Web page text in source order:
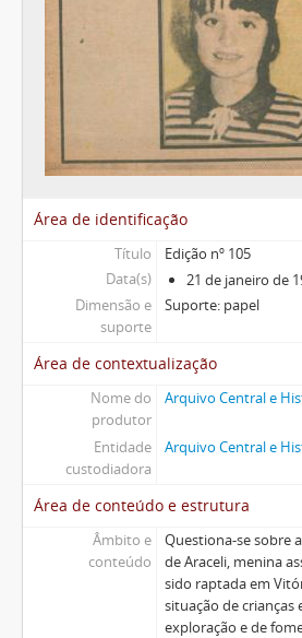
Área de identificação
Título
Edição nº 105
Data(s)
21 de janeiro de
Dimensão e
suporte
Suporte: papel
Área de contextualização
Nome do
produtor
Arquivo Central e
Entidade
custodiadora
Arquivo Central e
Área de conteúdo e estrutura
Âmbito e
conteúdo
Questiona-se sobre
de Araceli, menina
sido raptada em
situação de crianças
exploração e de